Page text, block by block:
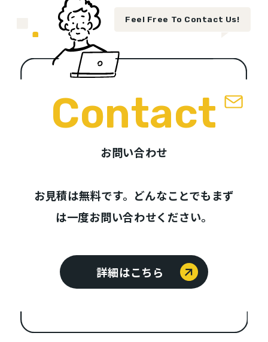
Feel Free To Contact Us!
Contact
お問い合わせ
お見積は無料です。どんなことでもまず
は一度お問い合わせください。
詳細はこちら